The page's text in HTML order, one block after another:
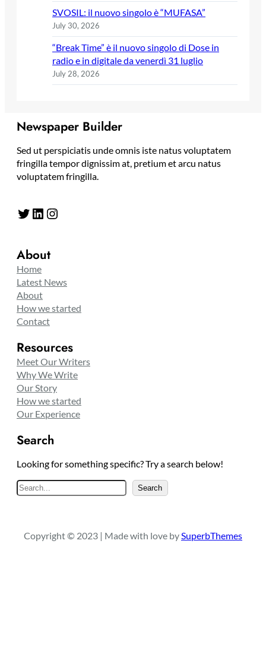
SVOSIL: il nuovo singolo è “MUFASA”
July 30, 2026
“Break Time” è il nuovo singolo di Dose in
radio e in digitale da venerdì 31 luglio
July 28, 2026
Newspaper Builder
Sed ut perspiciatis unde omnis iste natus voluptatem
fringilla tempor dignissim at, pretium et arcu natus
voluptatem fringilla.
Twitter LinkedIn Instagram
About
Home
Latest News
About
How we started
Contact
Resources
Meet Our Writers
Why We Write
Our Story
How we started
Our Experience
Search
Looking for something specific? Try a search below!
S
e
c
Search
Copyright © 2023 | Made with love bySuperbThemes